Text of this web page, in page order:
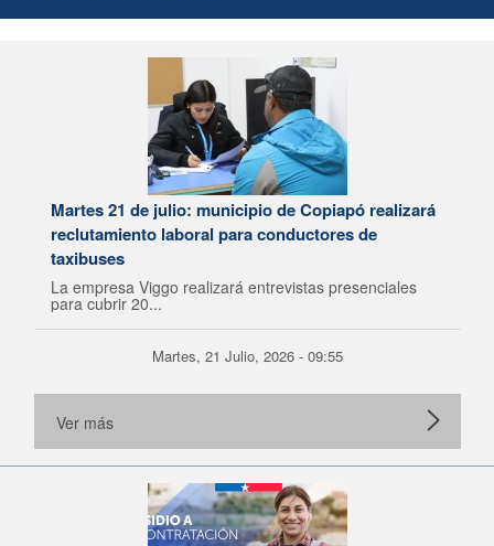
Martes 21 de julio: municipio de Copiapó realizará
reclutamiento laboral para conductores de
taxibuses
La empresa Viggo realizará entrevistas presenciales
para cubrir 20...
Martes, 21 Julio, 2026 - 09:55
Ver más